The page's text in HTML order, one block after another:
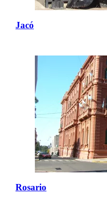
Jacó
Rosario